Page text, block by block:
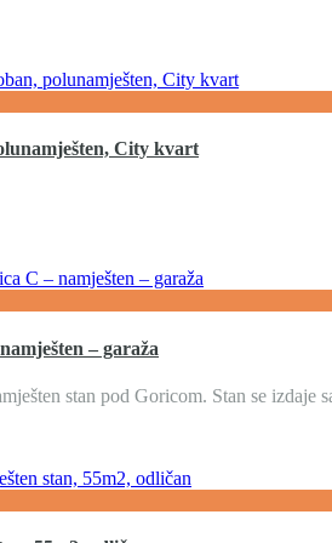
City kvart
– garaža
stan pod Goricom. Stan se izdaje